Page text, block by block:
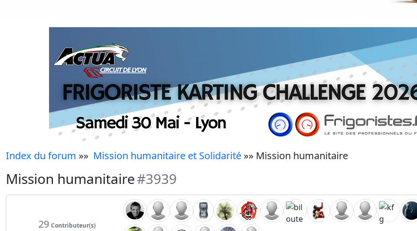
Index du forum »» Mission humanitaire et Solidarité »» Mission humanitaire
Mission humanitaire#3939
29 Contributeur(s)